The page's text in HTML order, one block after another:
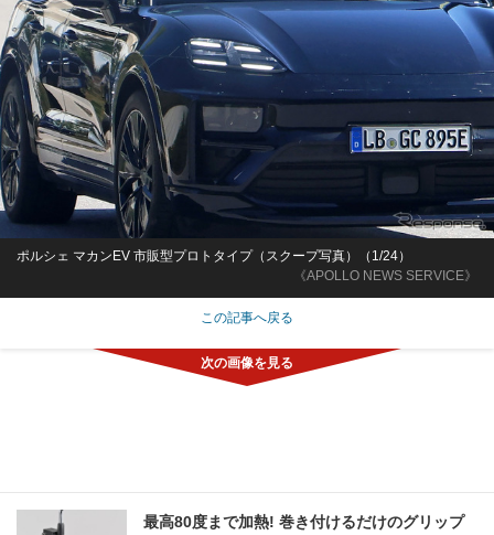
《APOLLO NEWS SERVICE》
ポルシェ マカンEV 市販型プロトタイプ（スクープ写真）（1/24）
この記事へ戻る
最高80度まで加熱! 巻き付けるだけのグリップ